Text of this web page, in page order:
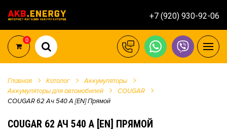
+7 (920) 930-92-06
0
Главная Каталог
Аккумуляторы
Аккумуляторы для автомобилей
COUGAR
COUGAR 62 Ач 540 А [EN] Прямой
COUGAR 62 АЧ 540 А [EN] ПРЯМОЙ